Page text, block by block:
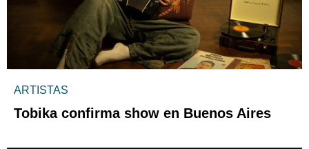
ARTISTAS
Tobika confirma show en Buenos Aires